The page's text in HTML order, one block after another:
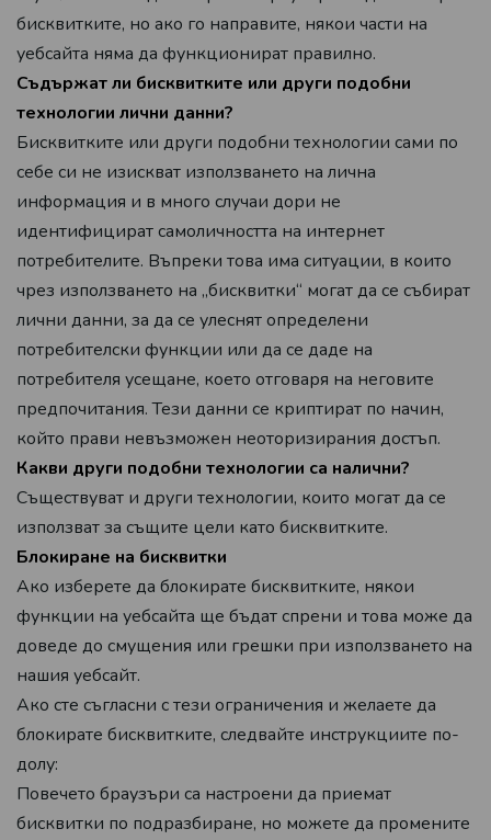
бисквитките, но ако го направите, някои части на
уебсайта няма да функционират правилно.
Съдържат ли бисквитките или други подобни
технологии лични данни?
Бисквитките или други подобни технологии сами по
себе си не изискват използването на лична
информация и в много случаи дори не
идентифицират самоличността на интернет
потребителите. Въпреки това има ситуации, в които
чрез използването на „бисквитки“ могат да се събират
лични данни, за да се улеснят определени
потребителски функции или да се даде на
потребителя усещане, което отговаря на неговите
предпочитания. Тези данни се криптират по начин,
който прави невъзможен неоторизирания достъп.
Какви други подобни технологии са налични?
Съществуват и други технологии, които могат да се
използват за същите цели като бисквитките.
Блокиране на бисквитки
Ако изберете да блокирате бисквитките, някои
функции на уебсайта ще бъдат спрени и това може да
доведе до смущения или грешки при използването на
нашия уебсайт.
Ако сте съгласни с тези ограничения и желаете да
блокирате бисквитките, следвайте инструкциите по-
долу:
Повечето браузъри са настроени да приемат
бисквитки по подразбиране, но можете да промените